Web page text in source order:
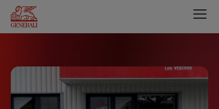
contenu
principal